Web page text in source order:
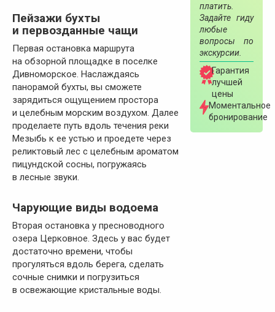
платить.
Задайте гиду
любые
вопросы по
экскурсии.
Гарантия
лучшей
цены
Моментальное
бронирование
Пейзажи бухты
и первозданные чащи
Первая остановка маршрута
на обзорной площадке в поселке
Дивноморское. Наслаждаясь
панорамой бухты, вы сможете
зарядиться ощущением простора
и целебным морским воздухом. Далее
проделаете путь вдоль течения реки
Мезыбь к ее устью и проедете через
реликтовый лес с целебным ароматом
пицундской сосны, погружаясь
в лесные звуки.
Чарующие виды водоема
Вторая остановка у пресноводного
озера Церковное. Здесь у вас будет
достаточно времени, чтобы
прогуляться вдоль берега, сделать
сочные снимки и погрузиться
в освежающие кристальные воды.